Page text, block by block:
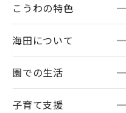
こうわの特色
海田について
園での生活
子育て支援